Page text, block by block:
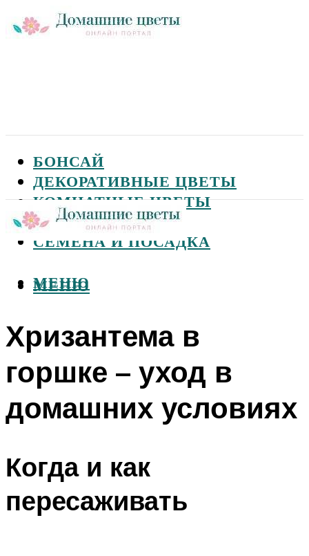
БОНСАЙ
ДЕКОРАТИВНЫЕ ЦВЕТЫ
КОМНАТНЫЕ ЦВЕТЫ
САДОВЫЕ ЦВЕТЫ
СЕМЕНА И ПОСАДКА
МЕНЮ
МЕНЮ
Хризантема в
горшке – уход в
домашних условиях
Когда и как
пересаживать